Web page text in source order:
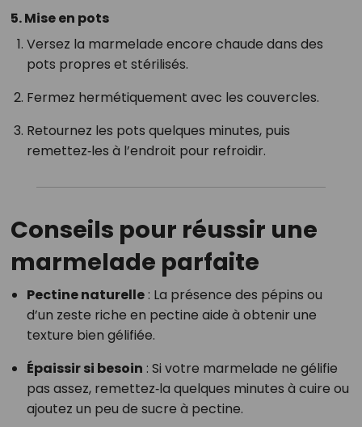
5. Mise en pots
Versez la marmelade encore chaude dans des
pots propres et stérilisés.
Fermez hermétiquement avec les couvercles.
Retournez les pots quelques minutes, puis
remettez‑les à l’endroit pour refroidir.
Conseils pour réussir une
marmelade parfaite
Pectine naturelle: La présence des pépins ou
d’un zeste riche en pectine aide à obtenir une
texture bien gélifiée.
Épaissir si besoin : Si votre marmelade ne gélifie
pas assez, remettez‑la quelques minutes à cuire ou
ajoutez un peu de sucre à pectine.